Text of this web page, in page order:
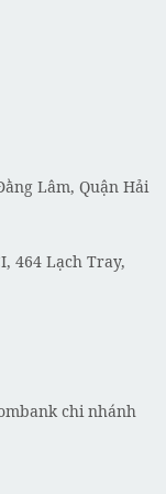
Lâm, Quận Hải
464 Lạch Tray,
chi nhánh